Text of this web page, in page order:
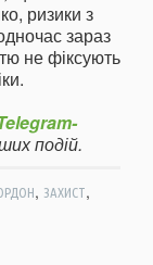
ризики з
зараз
не фіксують
подій.
, ЗАХИСТ,